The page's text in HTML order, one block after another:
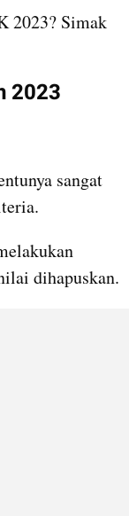
2023? Simak
2023
sangat
dihapuskan.